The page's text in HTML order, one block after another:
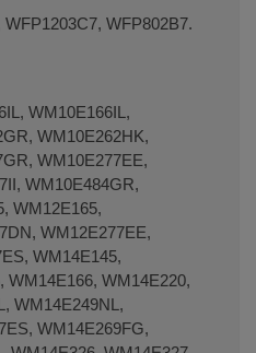
WFP802B7.
WM10E166IL,
WM10E262HK,
WM10E277EE,
WM10E484GR,
WM12E165,
WM12E277EE,
WM14E145,
WM14E166, WM14E220,
WM14E249NL,
WM14E269FG,